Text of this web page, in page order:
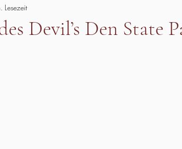
Devil’s Den State
Lesezeit